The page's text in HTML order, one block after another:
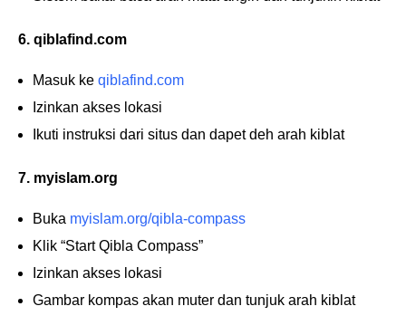
6. qiblafind.com
Masuk ke qiblafind.com
Izinkan akses lokasi
Ikuti instruksi dari situs dan dapet deh arah kiblat
7. myislam.org
Buka myislam.org/qibla-compass
Klik “Start Qibla Compass”
Izinkan akses lokasi
Gambar kompas akan muter dan tunjuk arah kiblat